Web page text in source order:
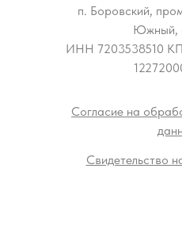
п. Боровский,
Южный,
ИНН 7203538510
Согласие на
Свидетельство